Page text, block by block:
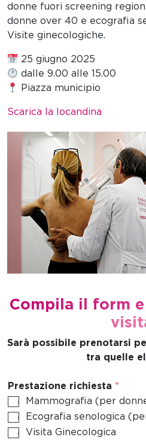
donne fuori screening
donne over 40 e ecografia
Visite ginecologiche.
25 giugno 2025
dalle 9.00 alle 15.00
Piazza municipio
Scarica la locandina
Compila il form
Sarà possibile prenotarsi
tra quelle
Prestazione richiesta *
Mammografia
Ecografia senologica
Visita Ginecologica